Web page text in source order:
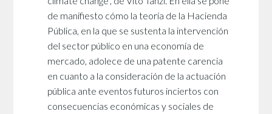
de manifiesto cómo la teoría de la Hacienda
Pública, en la que se sustenta la intervención
del sector público en una economía de
mercado, adolece de una patente carencia
en cuanto a la consideración de la actuación
pública ante eventos futuros inciertos con
consecuencias económicas y sociales de